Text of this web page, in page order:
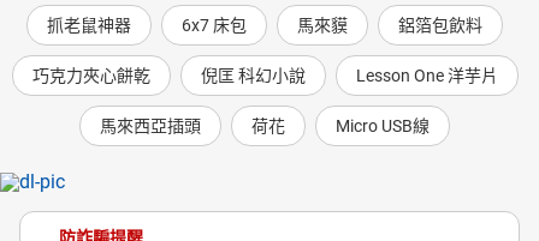
抓老鼠神器 6x7 床包 馬來貘 鋁箔包飲料
巧克力夾心餅乾 倪匡 科幻小說 Lesson One 洋芋片
馬來西亞插頭 荷花 Micro USB線